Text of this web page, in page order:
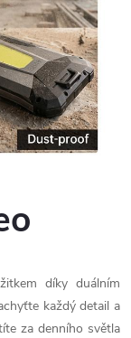
díky duálním
každý detail a
za denního světla